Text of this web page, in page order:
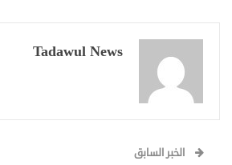
Tadawul News
الخبر السابق